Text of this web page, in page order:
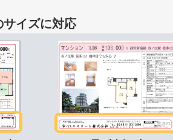
サイズに対応